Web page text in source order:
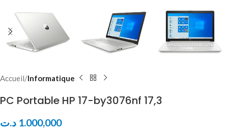
Accueil Informatique
PC Portable HP 17-by3076nf 17,3
1.000,000 د.ت